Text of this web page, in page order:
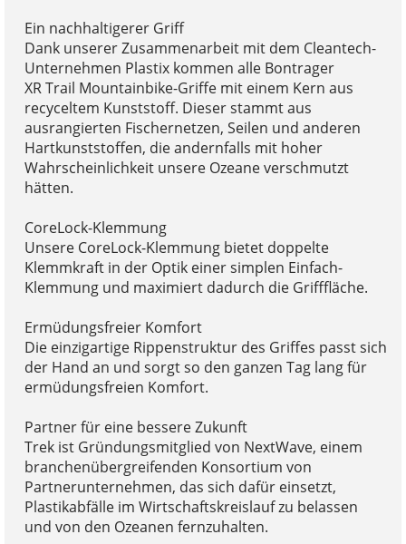
Ein nachhaltigerer Griff
Dank unserer Zusammenarbeit mit dem Cleantech-
Unternehmen Plastix kommen alle Bontrager
XR Trail Mountainbike-Griffe mit einem Kern aus
recyceltem Kunststoff. Dieser stammt aus
ausrangierten Fischernetzen, Seilen und anderen
Hartkunststoffen, die andernfalls mit hoher
Wahrscheinlichkeit unsere Ozeane verschmutzt
hätten.
CoreLock-Klemmung
Unsere CoreLock-Klemmung bietet doppelte
Klemmkraft in der Optik einer simplen Einfach-
Klemmung und maximiert dadurch die Grifffläche.
Ermüdungsfreier Komfort
Die einzigartige Rippenstruktur des Griffes passt sich
der Hand an und sorgt so den ganzen Tag lang für
ermüdungsfreien Komfort.
Partner für eine bessere Zukunft
Trek ist Gründungsmitglied von NextWave, einem
branchenübergreifenden Konsortium von
Partnerunternehmen, das sich dafür einsetzt,
Plastikabfälle im Wirtschaftskreislauf zu belassen
und von den Ozeanen fernzuhalten.